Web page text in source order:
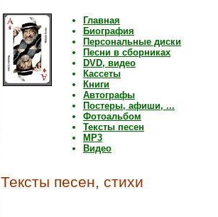
Главная
Биография
Персональные диски
Песни в сборниках
DVD, видео
Кассеты
Книги
Автографы
Постеры, афиши, ...
Фотоальбом
Тексты песен
MP3
Видео
Тексты песен, стихи